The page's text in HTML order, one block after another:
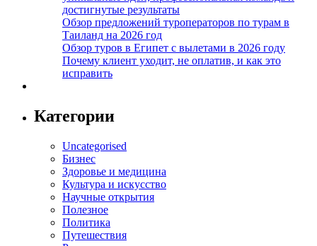
достигнутые результаты
Обзор предложений туроператоров по турам в
Таиланд на 2026 год
Обзор туров в Египет с вылетами в 2026 году
Почему клиент уходит, не оплатив, и как это
исправить
Категории
Uncategorised
Бизнес
Здоровье и медицина
Культура и искусство
Научные открытия
Полезное
Политика
Путешествия